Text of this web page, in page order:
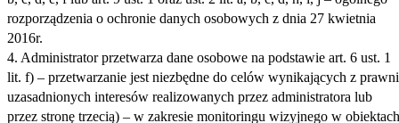
rozporządzenia o ochronie danych osobowych z dnia 27 kwietnia
2016r.
4. Administrator przetwarza dane osobowe na podstawie art. 6 ust. 1
lit. f) – przetwarzanie jest niezbędne do celów wynikających z
uzasadnionych interesów realizowanych przez administratora lub
przez stronę trzecią) – w zakresie monitoringu wizyjnego w obiektach